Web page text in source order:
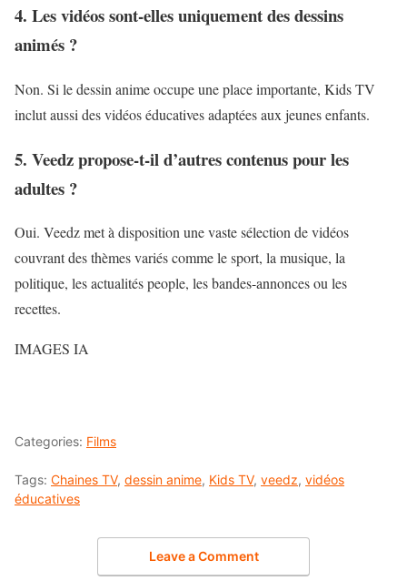
4. Les vidéos sont-elles uniquement des dessins
animés ?
Non. Si le dessin anime occupe une place importante, Kids TV
inclut aussi des vidéos éducatives adaptées aux jeunes enfants.
5. Veedz propose-t-il d’autres contenus pour les
adultes ?
Oui. Veedz met à disposition une vaste sélection de vidéos
couvrant des thèmes variés comme le sport, la musique, la
politique, les actualités people, les bandes-annonces ou les
recettes.
IMAGES IA
Categories: Films
Tags: Chaines TV, dessin anime, Kids TV, veedz, vidéos
éducatives
Leave a Comment